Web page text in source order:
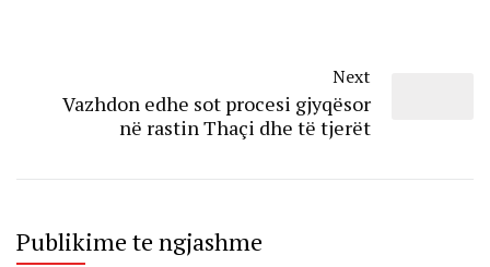
Next
Vazhdon edhe sot procesi gjyqësor
në rastin Thaçi dhe të tjerët
Publikime te ngjashme